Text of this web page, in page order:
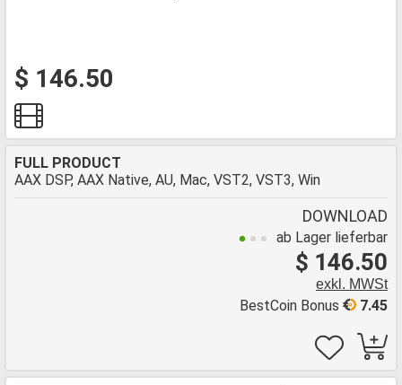
$ 146.50
FULL PRODUCT
AAX DSP, AAX Native, AU, Mac, VST2, VST3, Win
DOWNLOAD
ab Lager lieferbar
$ 146.50
exkl. MWSt
7.45
BestCoin Bonus